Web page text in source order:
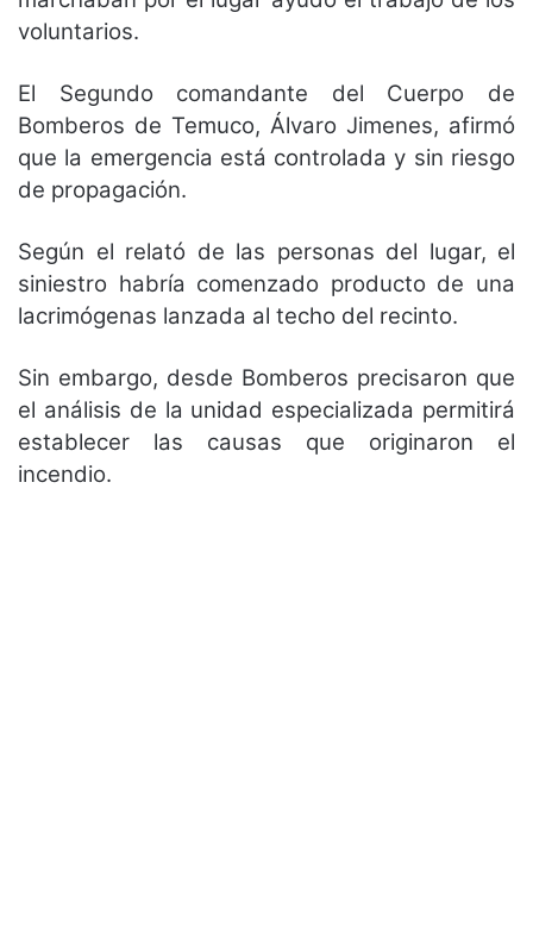
voluntarios.
El Segundo comandante del Cuerpo de
Bomberos de Temuco, Álvaro Jimenes, afirmó
que la emergencia está controlada y sin riesgo
de propagación.
Según el relató de las personas del lugar, el
siniestro habría comenzado producto de una
lacrimógenas lanzada al techo del recinto.
Sin embargo, desde Bomberos precisaron que
el análisis de la unidad especializada permitirá
establecer las causas que originaron el
incendio.